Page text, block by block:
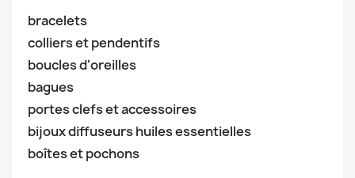
bracelets
colliers et pendentifs
boucles d'oreilles
bagues
portes clefs et accessoires
bijoux diffuseurs huiles essentielles
boîtes et pochons